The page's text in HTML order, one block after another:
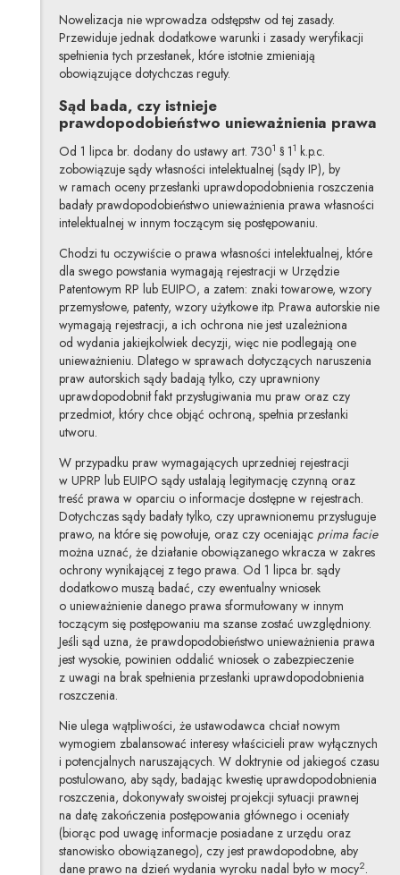
Nowelizacja nie wprowadza odstępstw od tej zasady.
Przewiduje jednak dodatkowe warunki i zasady weryfikacji
spełnienia tych przesłanek, które istotnie zmieniają
obowiązujące dotychczas reguły.
Sąd bada, czy istnieje
prawdopodobieństwo unieważnienia prawa
Od 1 lipca br. dodany do ustawy art. 7301 § 11 k.p.c.
zobowiązuje sądy własności intelektualnej (sądy IP), by
w ramach oceny przesłanki uprawdopodobnienia roszczenia
badały prawdopodobieństwo unieważnienia prawa własności
intelektualnej w innym toczącym się postępowaniu.
Chodzi tu oczywiście o prawa własności intelektualnej, które
dla swego powstania wymagają rejestracji w Urzędzie
Patentowym RP lub EUIPO, a zatem: znaki towarowe, wzory
przemysłowe, patenty, wzory użytkowe itp. Prawa autorskie nie
wymagają rejestracji, a ich ochrona nie jest uzależniona
od wydania jakiejkolwiek decyzji, więc nie podlegają one
unieważnieniu. Dlatego w sprawach dotyczących naruszenia
praw autorskich sądy badają tylko, czy uprawniony
uprawdopodobnił fakt przysługiwania mu praw oraz czy
przedmiot, który chce objąć ochroną, spełnia przesłanki
utworu.
W przypadku praw wymagających uprzedniej rejestracji
w UPRP lub EUIPO sądy ustalają legitymację czynną oraz
treść prawa w oparciu o informacje dostępne w rejestrach.
Dotychczas sądy badały tylko, czy uprawnionemu przysługuje
prawo, na które się powołuje, oraz czy oceniając prima facie
można uznać, że działanie obowiązanego wkracza w zakres
ochrony wynikającej z tego prawa. Od 1 lipca br. sądy
dodatkowo muszą badać, czy ewentualny wniosek
o unieważnienie danego prawa sformułowany w innym
toczącym się postępowaniu ma szanse zostać uwzględniony.
Jeśli sąd uzna, że prawdopodobieństwo unieważnienia prawa
jest wysokie, powinien oddalić wniosek o zabezpieczenie
z uwagi na brak spełnienia przesłanki uprawdopodobnienia
roszczenia.
Nie ulega wątpliwości, że ustawodawca chciał nowym
wymogiem zbalansować interesy właścicieli praw wyłącznych
i potencjalnych naruszających. W doktrynie od jakiegoś czasu
postulowano, aby sądy, badając kwestię uprawdopodobnienia
roszczenia, dokonywały swoistej projekcji sytuacji prawnej
na datę zakończenia postępowania głównego i oceniały
(biorąc pod uwagę informacje posiadane z urzędu oraz
stanowisko obowiązanego), czy jest prawdopodobne, aby
dane prawo na dzień wydania wyroku nadal było w mocy2.